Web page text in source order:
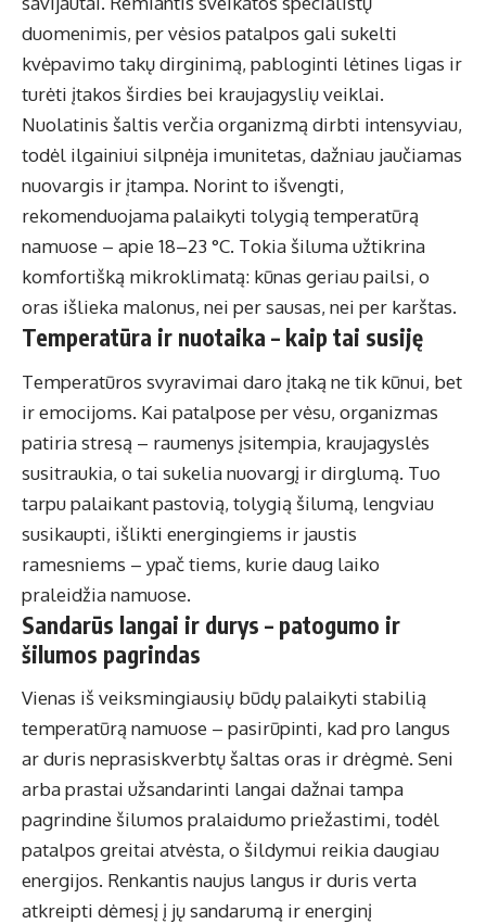
duomenimis, per vėsios patalpos gali sukelti
kvėpavimo takų dirginimą, pabloginti lėtines ligas ir
turėti įtakos širdies bei kraujagyslių veiklai.
Nuolatinis šaltis verčia organizmą dirbti intensyviau,
todėl ilgainiui silpnėja imunitetas, dažniau jaučiamas
nuovargis ir įtampa. Norint to išvengti,
rekomenduojama palaikyti tolygią temperatūrą
namuose – apie 18–23 °C. Tokia šiluma užtikrina
komfortišką mikroklimatą: kūnas geriau pailsi, o
oras išlieka malonus, nei per sausas, nei per karštas.
Temperatūra ir nuotaika – kaip tai susiję
Temperatūros svyravimai daro įtaką ne tik kūnui, bet
ir emocijoms. Kai patalpose per vėsu, organizmas
patiria stresą – raumenys įsitempia, kraujagyslės
susitraukia, o tai sukelia nuovargį ir dirglumą. Tuo
tarpu palaikant pastovią, tolygią šilumą, lengviau
susikaupti, išlikti energingiems ir jaustis
ramesniems – ypač tiems, kurie daug laiko
praleidžia namuose.
Sandarūs langai ir durys – patogumo ir
šilumos pagrindas
Vienas iš veiksmingiausių būdų palaikyti stabilią
temperatūrą namuose – pasirūpinti, kad pro langus
ar duris neprasiskverbtų šaltas oras ir drėgmė. Seni
arba prastai užsandarinti langai dažnai tampa
pagrindine šilumos pralaidumo priežastimi, todėl
patalpos greitai atvėsta, o šildymui reikia daugiau
energijos. Renkantis naujus langus ir duris verta
atkreipti dėmesį į jų sandarumą ir energinį